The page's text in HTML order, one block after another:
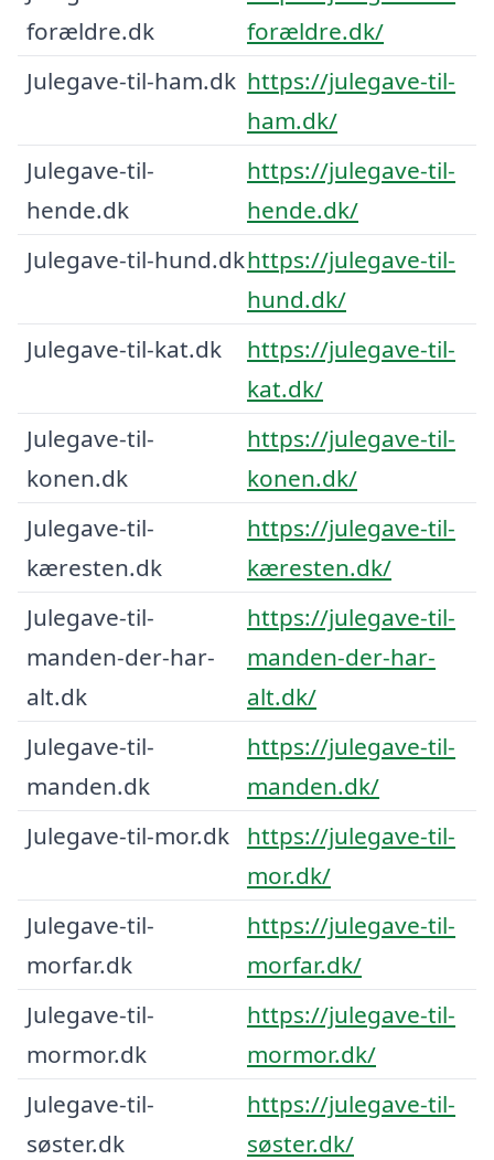
forældre.dk
forældre.dk/
Julegave-til-ham.dk https://julegave-til-
ham.dk/
Julegave-til-
hende.dk
https://julegave-til-
hende.dk/
Julegave-til-hund.dkhttps://julegave-til-
hund.dk/
Julegave-til-kat.dk
https://julegave-til-
kat.dk/
Julegave-til-
konen.dk
https://julegave-til-
konen.dk/
Julegave-til-
kæresten.dk
https://julegave-til-
kæresten.dk/
Julegave-til-
manden-der-har-
alt.dk
https://julegave-til-
manden-der-har-
alt.dk/
Julegave-til-
manden.dk
https://julegave-til-
manden.dk/
Julegave-til-mor.dk
https://julegave-til-
mor.dk/
Julegave-til-
morfar.dk
https://julegave-til-
morfar.dk/
Julegave-til-
mormor.dk
https://julegave-til-
mormor.dk/
Julegave-til-
søster.dk
https://julegave-til-
søster.dk/